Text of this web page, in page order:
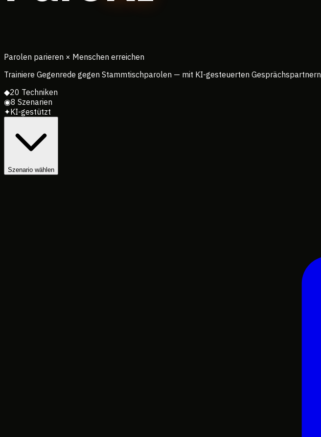
Parolen parieren × Menschen erreichen
Trainiere Gegenrede gegen Stammtischparolen — mit KI-gesteuerten
◆20 Techniken
◉8 Szenarien
✦KI-gestützt
Szenario wählen